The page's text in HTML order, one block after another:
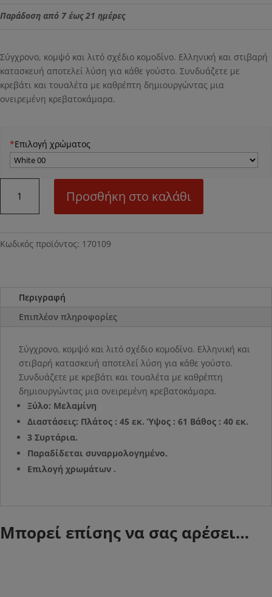
Παράδοση από 7 έως 21 ημέρες
Σύγχρονο, κομψό και λιτό σχέδιο κομοδίνο. Ελληνική και στιβαρή
κατασκευή αποτελεί λύση για κάθε γούστο. Συνδυάζετε με
κρεβάτι και τουαλέτα με καθρέπτη δημιουργώντας μια
ονειρεμένη κρεβατοκάμαρα.
*Επιλογή χρώματος
Κομοδίνο
ποσότητα
Προσθήκη στο καλάθι
Κωδικός προϊόντος: 170109
Περιγραφή
Επιπλέον πληροφορίες
Σύγχρονο, κομψό και λιτό σχέδιο κομοδίνο. Ελληνική και
στιβαρή κατασκευή αποτελεί λύση για κάθε γούστο.
Συνδυάζετε με κρεβάτι και τουαλέτα με καθρέπτη
δημιουργώντας μια ονειρεμένη κρεβατοκάμαρα.
Ξύλο: Μελαμίνη
Διαστάσεις: Πλάτος : 45 εκ. Ύψος : 61 Βάθος : 40 εκ.
3 Συρτάρια.
Παραδίδεται συναρμολογημένο.
Επιλογή χρωμάτων .
Μπορεί επίσης να σας αρέσει…